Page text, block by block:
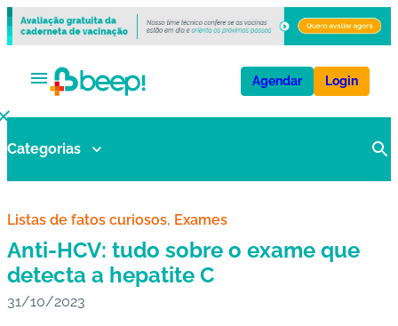
V
a
n
E
Agendar Login
Categorias
Listas de fatos curiosos, Exames
Anti-HCV: tudo sobre o exame que
detecta a hepatite C
31/10/2023